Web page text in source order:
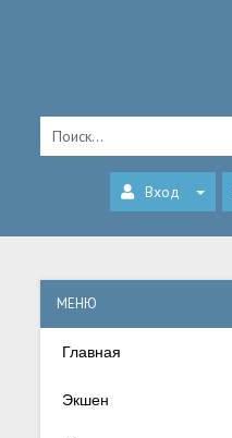
Вход
МЕНЮ
Главная
Экшен